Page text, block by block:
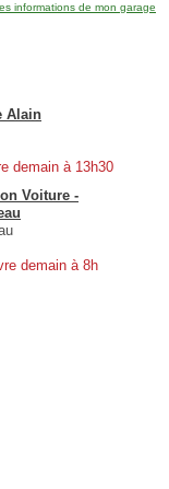
informations de mon garage
Alain
demain à 13h30
Voiture -
demain à 8h